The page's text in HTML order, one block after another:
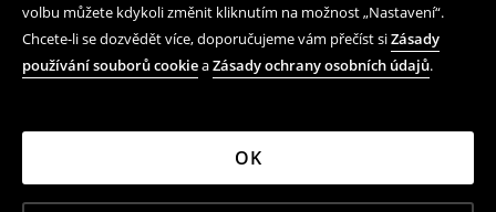
volbu můžete kdykoli změnit kliknutím na možnost „Nastavení“.
Chcete-li se dozvědět více, doporučujeme vám přečíst siZásady
používání souborů cookieaZásady ochrany osobních údajů.
OK